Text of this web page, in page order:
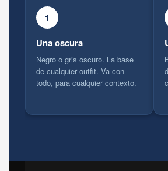
1
Una oscura
Negro o gris oscuro. La base
de cualquier outfit. Va con
todo, para cualquier contexto.